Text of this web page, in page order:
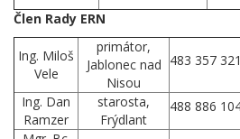
Člen Rady ERN
Ing. Miloš
Vele
primátor,
Jablonec nad
Nisou
483 357 321
Ing. Dan
Ramzer
starosta,
Frýdlant
488 886